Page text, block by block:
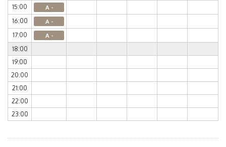
15:00 A -
16:00 A -
17:00 A -
18:00
19:00
20:00
21:00
22:00
23:00